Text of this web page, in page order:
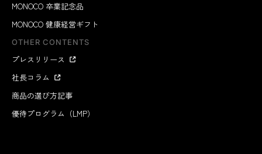
MONOCO 卒業記念品
MONOCO 健康経営ギフト
OTHER CONTENTS
プレスリリース
社長コラム
商品の選び方記事
優待プログラム（LMP）